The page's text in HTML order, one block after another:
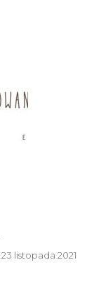
23 listopada 2021